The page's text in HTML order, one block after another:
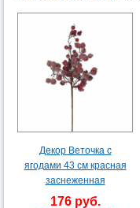
Декор Веточка с
ягодами 43 см красная
заснеженная
176 руб.